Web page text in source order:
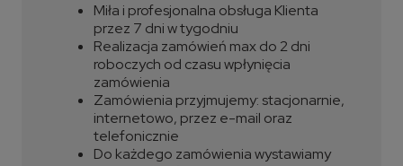
Miła i profesjonalna obsługa Klienta
przez 7 dni w tygodniu
Realizacja zamówień max do 2 dni
roboczych od czasu wpłynięcia
zamówienia
Zamówienia przyjmujemy: stacjonarnie,
internetowo, przez e-mail oraz
telefonicznie
Do każdego zamówienia wystawiamy